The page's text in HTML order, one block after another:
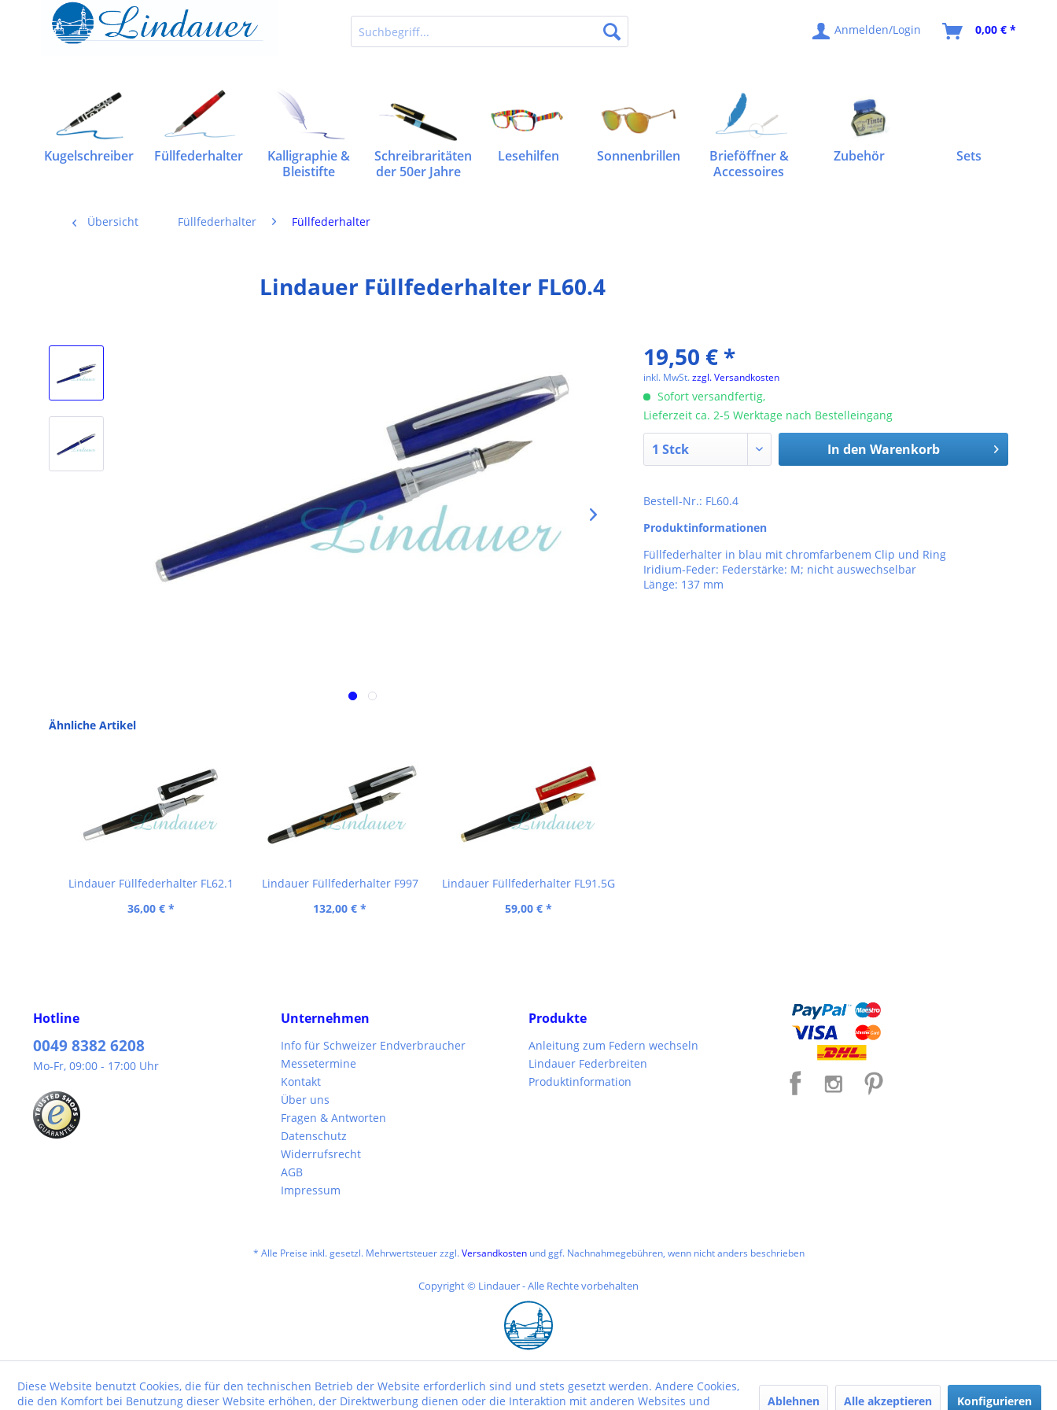
Anmelden/Login 0,00 € *
Kugelschreiber Füllfederhalter
Kalligraphie &
Bleistifte
Schreibraritäten
der 50er Jahre
Lesehilfen Sonnenbrillen
Brieföffner &
Accessoires
Zubehör Sets
Übersicht Füllfederhalter Füllfederhalter
Lindauer Füllfederhalter FL60.4
19,50 € *
inkl. MwSt.zzgl. Versandkosten
Sofort versandfertig,
Lieferzeit ca. 2-5 Werktage nach Bestelleingang
In den Warenkorb
Bestell-Nr.: FL60.4
Produktinformationen
Füllfederhalter in blau mit chromfarbenem Clip und Ring
Iridium-Feder: Federstärke: M; nicht auswechselbar
Länge: 137 mm
Ähnliche Artikel
Lindauer Füllfederhalter FL62.1
36,00 € *
Lindauer Füllfederhalter F997
132,00 € *
Lindauer Füllfederhalter FL91.5G
59,00 € *
Hotline
0049 8382 6208
Mo-Fr, 09:00 - 17:00 Uhr
Unternehmen
Info für Schweizer Endverbraucher
Messetermine
Kontakt
Über uns
Fragen & Antworten
Datenschutz
Widerrufsrecht
AGB
Impressum
Produkte
Anleitung zum Federn wechseln
Lindauer Federbreiten
Produktinformation
* Alle Preise inkl. gesetzl. Mehrwertsteuer zzgl.Versandkostenund ggf. Nachnahmegebühren, wenn nicht anders beschrieben
Copyright © Lindauer - Alle Rechte vorbehalten
Diese Website benutzt Cookies, die für den technischen Betrieb der Website erforderlich sind und stets gesetzt werden. Andere Cookies,
die den Komfort bei Benutzung dieser Website erhöhen, der Direktwerbung dienen oder die Interaktion mit anderen Websites und
Ablehnen Alle akzeptieren Konfigurieren